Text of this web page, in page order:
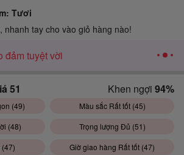
Tươi
nhanh tay cho vào giỏ hàng nào!
đảm tuyệt vời
51 Khen ngợi 94%
(49) Màu sắc Rất tốt (45)
(48) Trọng lượng Đủ (51)
(47) Giờ giao hàng Rất tốt (47)